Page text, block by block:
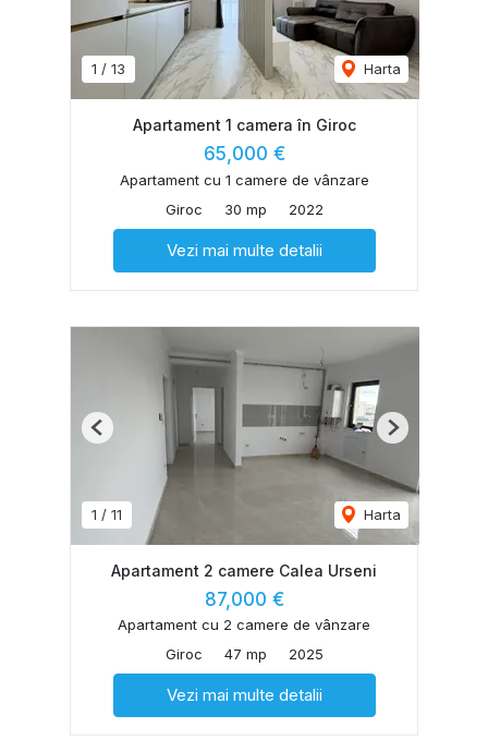
1 / 13 Harta
Apartament 1 camera în Giroc
65,000 €
Apartament cu 1 camere de vânzare
Giroc
30 mp 2022
Vezi mai multe detalii
1 / 11 Harta
Previous Next
Apartament 2 camere Calea Urseni
87,000 €
Apartament cu 2 camere de vânzare
Giroc
47 mp 2025
Vezi mai multe detalii